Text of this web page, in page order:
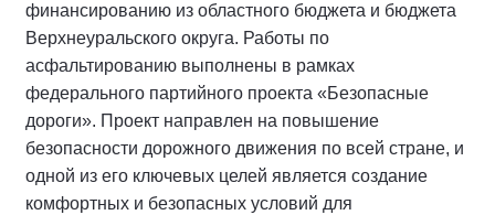
финансированию из областного бюджета и бюджета
Верхнеуральского округа. Работы по
асфальтированию выполнены в рамках
федерального партийного проекта «Безопасные
дороги». Проект направлен на повышение
безопасности дорожного движения по всей стране, и
одной из его ключевых целей является создание
комфортных и безопасных условий для